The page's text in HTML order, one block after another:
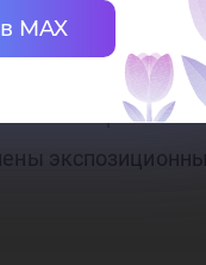
MAX
В рамках